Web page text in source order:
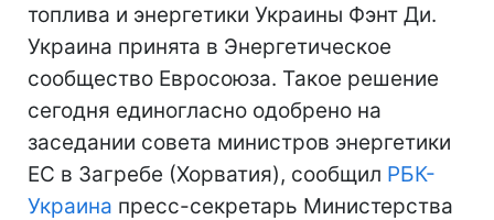
топлива и энергетики Украины Фэнт Ди.
Украина принята в Энергетическое
сообщество Евросоюза. Такое решение
сегодня единогласно одобрено на
заседании совета министров энергетики
ЕС в Загребе (Хорватия), сообщил РБК-
Украина пресс-секретарь Министерства